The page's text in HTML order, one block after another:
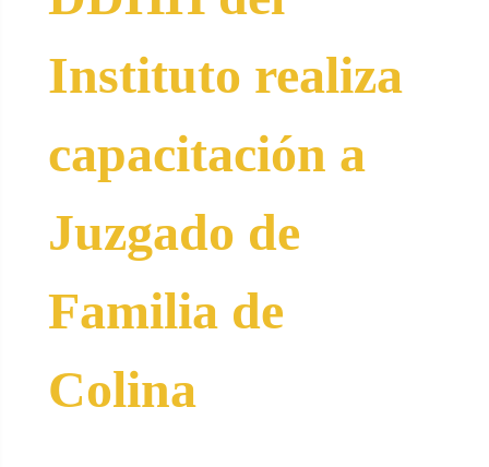
Instituto realiza
capacitación a
Juzgado de
Familia de
Colina